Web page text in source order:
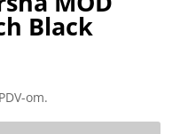
Black
om.